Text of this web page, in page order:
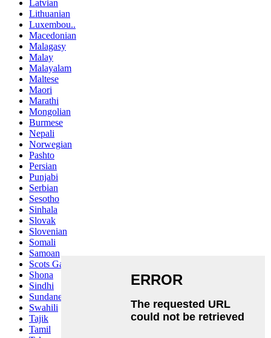
Latvian
Lithuanian
Luxembou..
Macedonian
Malagasy
Malay
Malayalam
Maltese
Maori
Marathi
Mongolian
Burmese
Nepali
Norwegian
Pashto
Persian
Punjabi
Serbian
Sesotho
Sinhala
Slovak
Slovenian
Somali
Samoan
Scots Gaelic
Shona
Sindhi
Sundanese
Swahili
Tajik
Tamil